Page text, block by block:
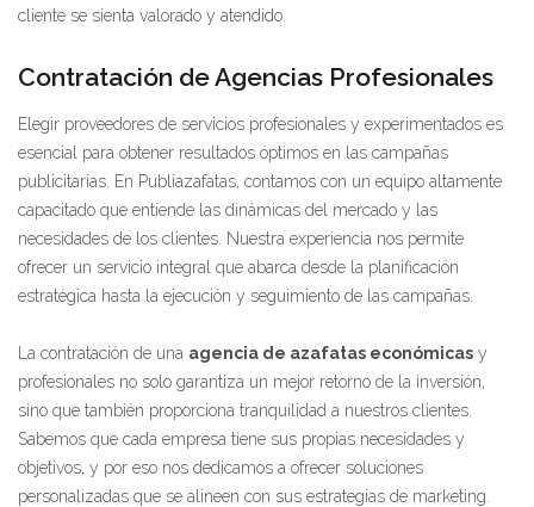
cliente se sienta valorado y atendido.
Contratación de Agencias Profesionales
Elegir proveedores de servicios profesionales y experimentados es
esencial para obtener resultados óptimos en las campañas
publicitarias. En Publiazafatas, contamos con un equipo altamente
capacitado que entiende las dinámicas del mercado y las
necesidades de los clientes. Nuestra experiencia nos permite
ofrecer un servicio integral que abarca desde la planificación
estratégica hasta la ejecución y seguimiento de las campañas.
La contratación de una agencia de azafatas económicas y
profesionales no solo garantiza un mejor retorno de la inversión,
sino que también proporciona tranquilidad a nuestros clientes.
Sabemos que cada empresa tiene sus propias necesidades y
objetivos, y por eso nos dedicamos a ofrecer soluciones
personalizadas que se alineen con sus estrategias de marketing.